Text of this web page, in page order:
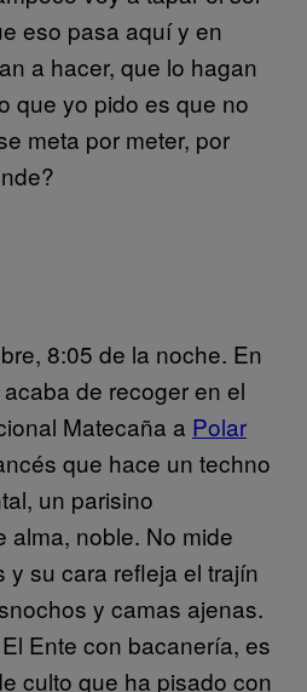
eso pasa aquí y en
a hacer, que lo hagan
que yo pido es que no
meta por meter, por
8:05 de la noche. En
de recoger en el
Matecaña a Polar
que hace un techno
un parisino
alma, noble. No mide
y su cara refleja el trajín
y camas ajenas.
Ente con bacanería, es
culto que ha pisado con